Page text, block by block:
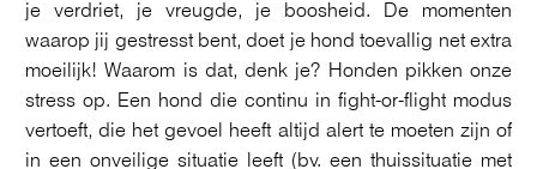
je verdriet, je vreugde, je boosheid. De momenten
waarop jij gestresst bent, doet je hond toevallig net extra
moeilijk! Waarom is dat, denk je? Honden pikken onze
stress op. Een hond die continu in fight-or-flight modus
vertoeft, die het gevoel heeft altijd alert te moeten zijn of
in een onveilige situatie leeft (bv. een thuissituatie met